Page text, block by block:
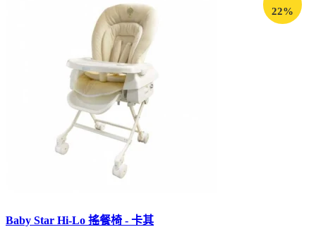
22%
Baby Star Hi-Lo 搖餐椅 - 卡其